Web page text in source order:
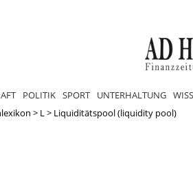
POLITIK SPORT UNTERHALTUNG
> L> Liquiditätspool (liquidity pool)